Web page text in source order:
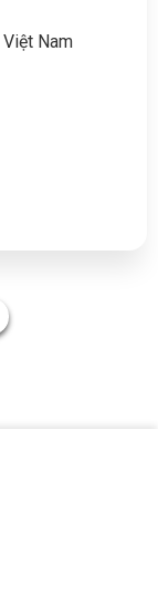
Nam